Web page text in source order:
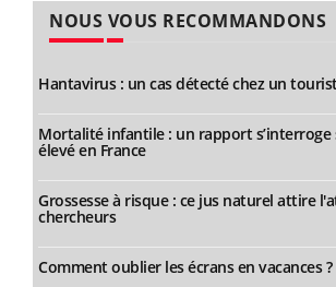
NOUS VOUS RECOMMANDONS
Hantavirus : un cas détecté chez un
Mortalité infantile : un rapport s’interroge
élevé en France
Grossesse à risque : ce jus naturel attire
chercheurs
Comment oublier les écrans en vacances ?